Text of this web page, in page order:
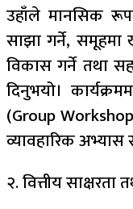
उहाँले मानसिक
साझा गर्ने,
विकास गर्ने तथा
दिनुभयो।
(Group
व्यावहारिक
२. वित्तीय साक्षरता